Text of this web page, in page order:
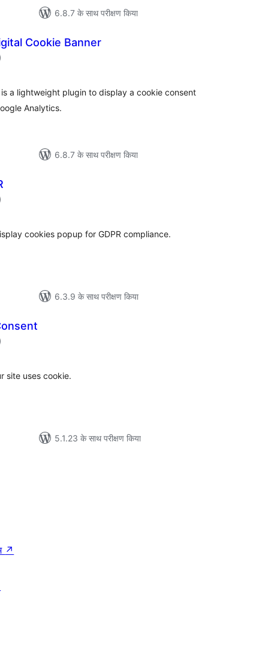
6.8.7 के साथ परीक्षण किया
Cookie Banner
कुल
)
a lightweight plugin to display a cookie consent
Analytics.
6.8.7 के साथ परीक्षण किया
कुल
)
cookies popup for GDPR compliance.
6.3.9 के साथ परीक्षण किया
कुल
)
site uses cookie.
5.1.23 के साथ परीक्षण किया
↗